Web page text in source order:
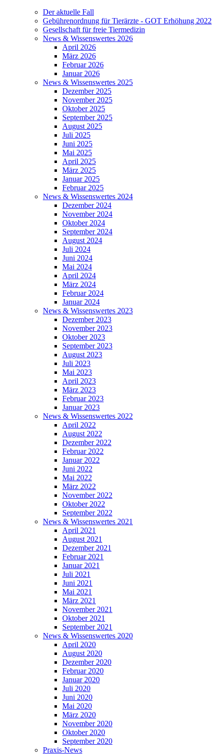
Der aktuelle Fall
Gebührenordnung für Tierärzte - GOT Erhöhung 2022
Gesellschaft für freie Tiermedizin
News & Wissenswertes 2026
April 2026
März 2026
Februar 2026
Januar 2026
News & Wissenswertes 2025
Dezember 2025
November 2025
Oktober 2025
September 2025
August 2025
Juli 2025
Juni 2025
Mai 2025
April 2025
März 2025
Januar 2025
Februar 2025
News & Wissenswertes 2024
Dezember 2024
November 2024
Oktober 2024
September 2024
August 2024
Juli 2024
Juni 2024
Mai 2024
April 2024
März 2024
Februar 2024
Januar 2024
News & Wissenswertes 2023
Dezember 2023
November 2023
Oktober 2023
September 2023
August 2023
Juli 2023
Mai 2023
April 2023
März 2023
Februar 2023
Januar 2023
News & Wissenswertes 2022
April 2022
August 2022
Dezember 2022
Februar 2022
Januar 2022
Juni 2022
Mai 2022
März 2022
November 2022
Oktober 2022
September 2022
News & Wissenswertes 2021
April 2021
August 2021
Dezember 2021
Februar 2021
Januar 2021
Juli 2021
Juni 2021
Mai 2021
März 2021
November 2021
Oktober 2021
September 2021
News & Wissenswertes 2020
April 2020
August 2020
Dezember 2020
Februar 2020
Januar 2020
Juli 2020
Juni 2020
Mai 2020
März 2020
November 2020
Oktober 2020
September 2020
Praxis-News